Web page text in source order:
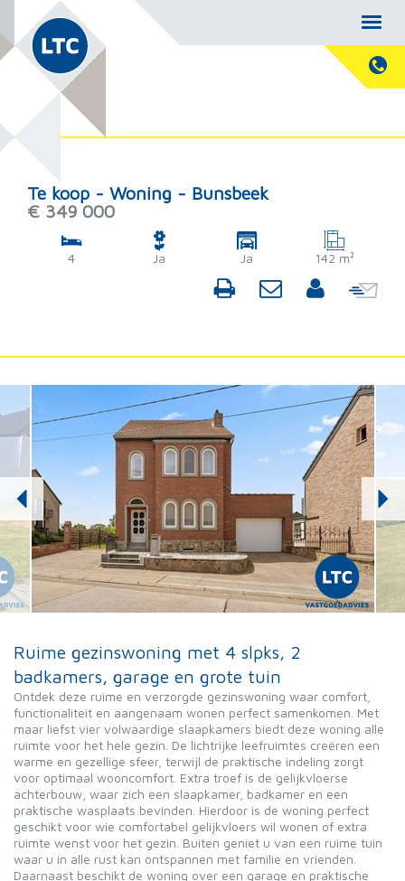
Te koop - Woning - Bunsbeek
€ 349 000
4 Ja Ja 142 m²
Ruime gezinswoning met 4 slpks, 2
badkamers, garage en grote tuin
Ontdek deze ruime en verzorgde gezinswoning waar comfort,
functionaliteit en aangenaam wonen perfect samenkomen. Met
maar liefst vier volwaardige slaapkamers biedt deze woning alle
ruimte voor het hele gezin. De lichtrijke leefruimtes creëren een
warme en gezellige sfeer, terwijl de praktische indeling zorgt
voor optimaal wooncomfort. Extra troef is de gelijkvloerse
achterbouw, waar zich een slaapkamer, badkamer en een
praktische wasplaats bevinden. Hierdoor is de woning perfect
geschikt voor wie comfortabel gelijkvloers wil wonen of extra
ruimte wenst voor het gezin. Buiten geniet u van een ruime tuin
waar u in alle rust kan ontspannen met familie en vrienden.
Daarnaast beschikt de woning over een garage en praktische